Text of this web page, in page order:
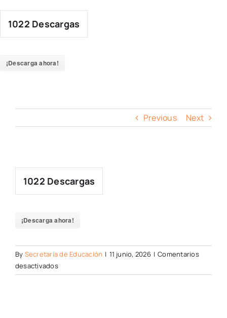
content
1022 Descargas
¡Descarga ahora!
Previous Next
1022 Descargas
¡Descarga ahora!
By Secretaría de Educación | 11 junio, 2026 | Comentarios
desactivadosen